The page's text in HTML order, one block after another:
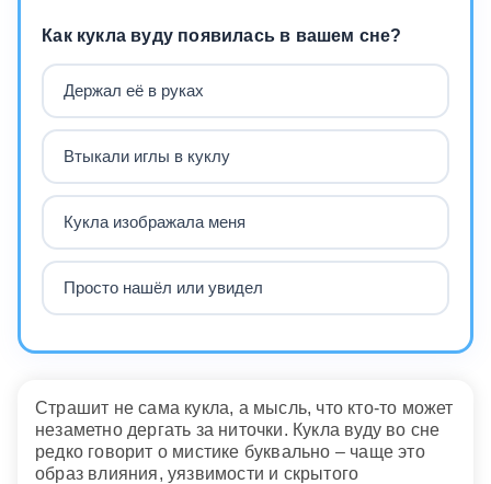
Как кукла вуду появилась в вашем сне?
Держал её в руках
Втыкали иглы в куклу
Кукла изображала меня
Просто нашёл или увидел
Страшит не сама кукла, а мысль, что кто-то может
незаметно дергать за ниточки. Кукла вуду во сне
редко говорит о мистике буквально – чаще это
образ влияния, уязвимости и скрытого